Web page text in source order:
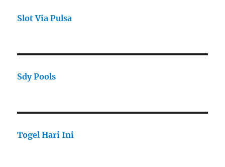
Slot Via Pulsa
Sdy Pools
Togel Hari Ini